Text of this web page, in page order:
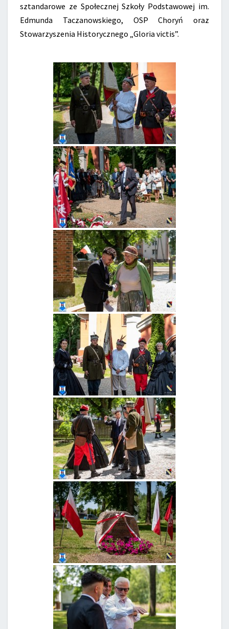
sztandarowe ze Społecznej Szkoły Podstawowej im.
Edmunda Taczanowskiego, OSP Choryń oraz
Stowarzyszenia Historycznego „Gloria victis”.